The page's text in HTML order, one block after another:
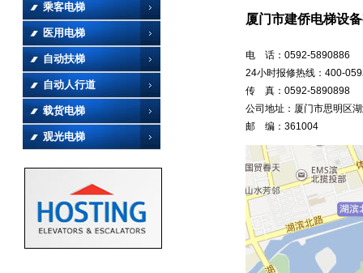
乘客电梯
医用电梯
自动扶梯
自动人行道
载货电梯
观光电梯
厦门市建侨电梯设
电 话：0592-5890886
24小时报修热线：400-
传 真：0592-5890898
公司地址：厦门市思明区
邮 编：361004